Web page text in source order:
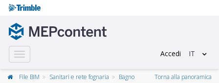
Toggle
navigation
Accedi IT
File BIM Sanitari e rete fognaria Bagno Torna alla panoramica